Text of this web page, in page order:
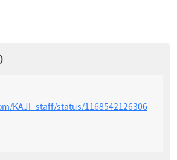
KAJI_staff/status/1168542126306